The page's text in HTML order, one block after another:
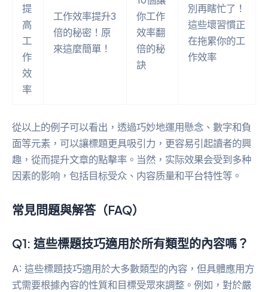
提
高
工
作
效
率
工作效率提升3
倍的秘密！原
來這麼簡單！
你工作
效率翻
倍的秘
訣
別再瞎忙了！
這些壞習慣正
在拖累你的工
作效率
從以上的例子可以看出，透過巧妙地運用懸念、數字和負
面等元素，可以讓標題更具吸引力，更容易引起讀者的興
趣，從而提升文章的點擊率。当然，实际效果会受到多种
因素的影响，包括目标受众、内容质量和平台特性等。
常見問題與解答（FAQ）
Q1: 這些標題技巧適用於所有類型的內容嗎？
A: 這些標題技巧適用於大多數類型的內容，但具體應用方
式需要根據內容的性質和目標受眾來調整。例如，對於嚴